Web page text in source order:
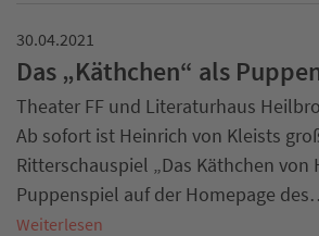
30.04.2021
Das „Käthchen“ als
Theater FF und Literaturhaus
Ab sofort ist Heinrich von Kleists
Ritterschauspiel „Das Käthchen von
Puppenspiel auf der Homepage
Weiterlesen